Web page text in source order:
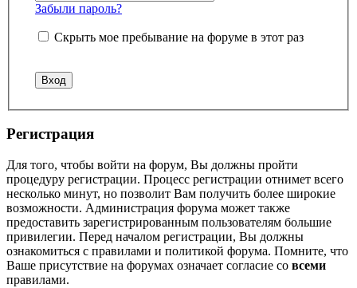
Забыли пароль?
Скрыть мое пребывание на форуме в этот раз
Регистрация
Для того, чтобы войти на форум, Вы должны пройти
процедуру регистрации. Процесс регистрации отнимет всего
несколько минут, но позволит Вам получить более широкие
возможности. Администрация форума может также
предоставить зарегистрированным пользователям большие
привилегии. Перед началом регистрации, Вы должны
ознакомиться с правилами и политикой форума. Помните, что
Ваше присутствие на форумах означает согласие со всеми
правилами.